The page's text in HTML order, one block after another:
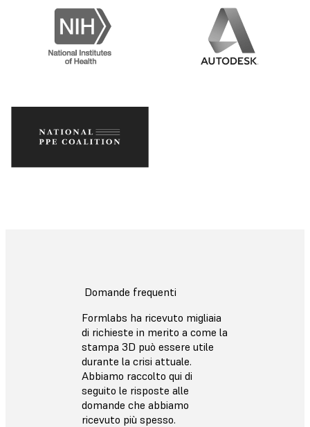
Domande frequenti
Formlabs ha ricevuto migliaia
di richieste in merito a come la
stampa 3D può essere utile
durante la crisi attuale.
Abbiamo raccolto qui di
seguito le risposte alle
domande che abbiamo
ricevuto più spesso.